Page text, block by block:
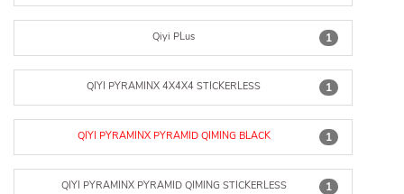
1
Qiyi PLus
1
QIYI PYRAMINX 4X4X4 STICKERLESS
1
QIYI PYRAMINX PYRAMID QIMING BLACK
1
QIYI PYRAMINX PYRAMID QIMING STICKERLESS